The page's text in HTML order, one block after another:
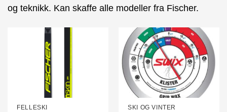
og teknikk. Kan skaffe alle modeller fra Fischer.
FELLESKI SKI OG VINTER